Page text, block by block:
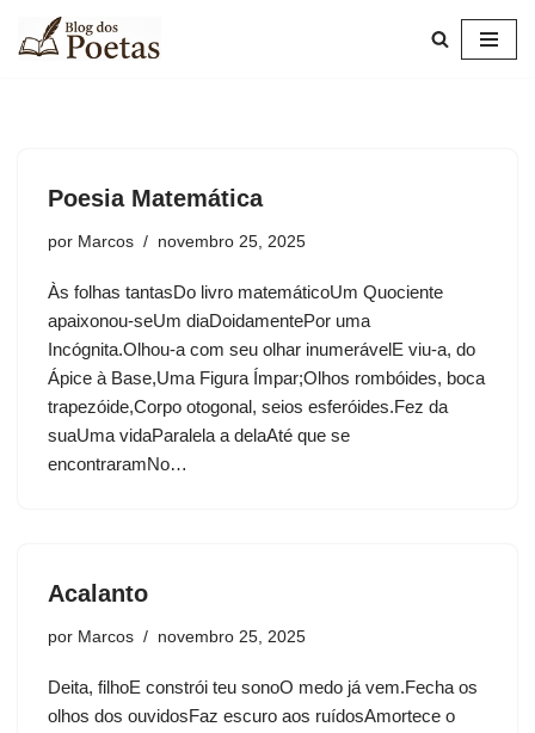
Pular
Poesia Matemática
por Marcos novembro 25, 2025
Às folhas tantasDo livro matemáticoUm Quociente
apaixonou-seUm diaDoidamentePor uma
Incógnita.Olhou-a com seu olhar inumerávelE viu-a, do
Ápice à Base,Uma Figura Ímpar;Olhos rombóides, boca
trapezóide,Corpo otogonal, seios esferóides.Fez da
suaUma vidaParalela a delaAté que se
encontraramNo…
Acalanto
por Marcos novembro 25, 2025
Deita, filhoE constrói teu sonoO medo já vem.Fecha os
olhos dos ouvidosFaz escuro aos ruídosAmortece o